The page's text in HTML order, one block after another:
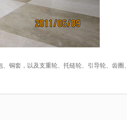
铜套，以及支重轮、托链轮、引导轮、齿圈、